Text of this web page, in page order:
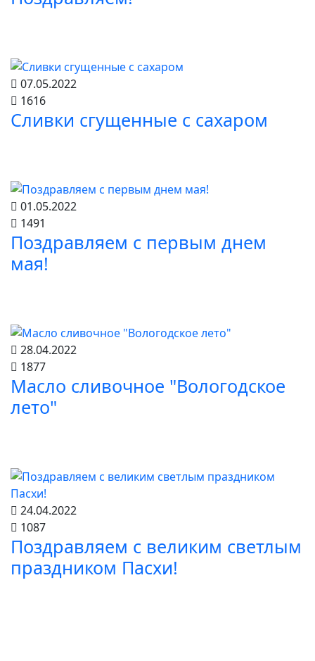
07.05.2022
1616
Сливки сгущенные с сахаром
01.05.2022
1491
Поздравляем с первым днем
мая!
28.04.2022
1877
Масло сливочное "Вологодское
лето"
24.04.2022
1087
Поздравляем с великим светлым
праздником Пасхи!